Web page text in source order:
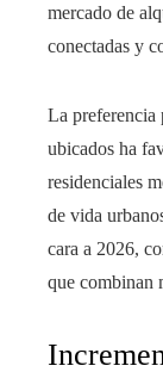
mercado de
conectadas y
La preferencia
ubicados ha
residenciales
de vida
cara a 2026,
que combinan